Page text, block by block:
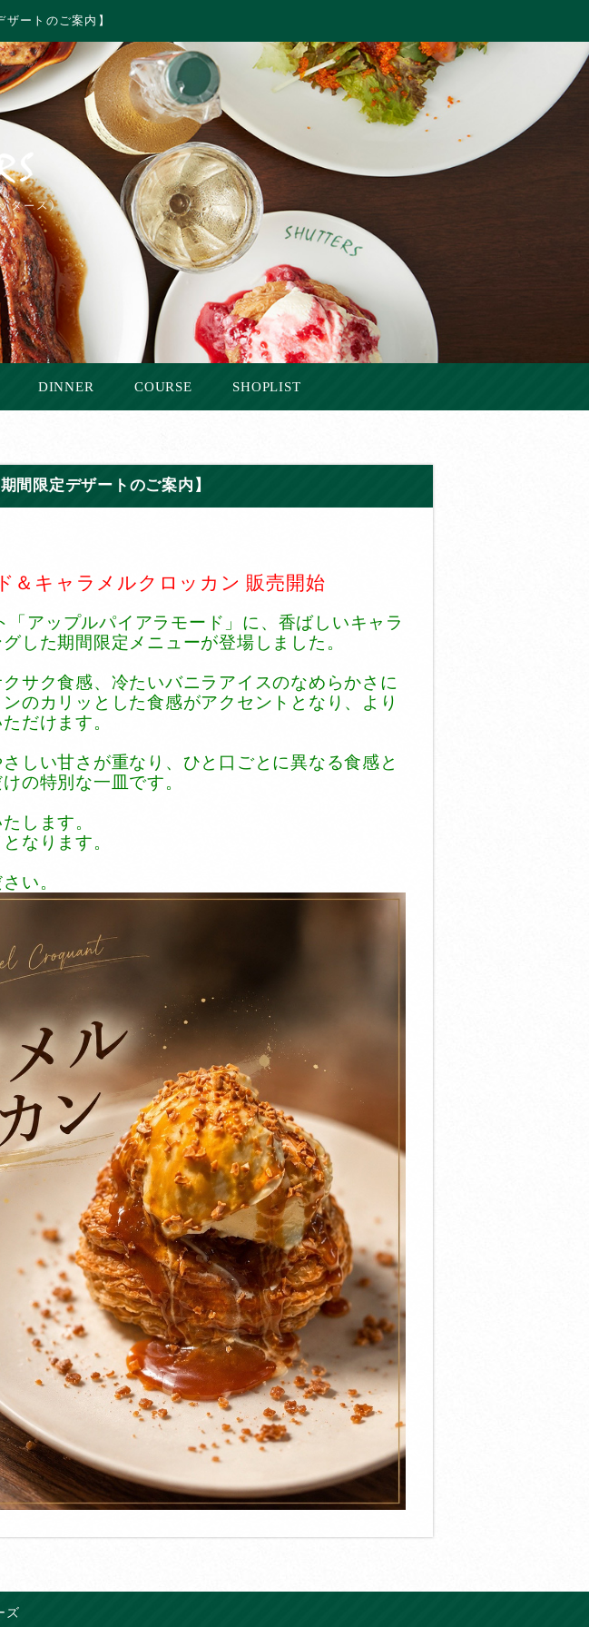
ートのご案内】
DINNER COURSE SHOPLIST
期間限定デザートのご案内】
「アップルパイアラモード」に、香ばしいキャラ
した期間限定メニューが登場しました。
サク食感、冷たいバニラアイスのなめらかさに
のカリッとした食感がアクセントとなり、より
だけます。
しい甘さが重なり、ひと口ごとに異なる食感と
の特別な一皿です。
します。
なります。
い。
ズ